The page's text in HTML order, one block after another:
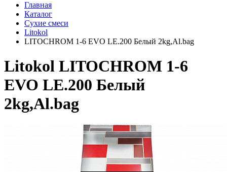
Главная
Каталог
Сухие смеси
Litokol
LITOCHROM 1-6 EVO LE.200 Белый 2kg,Al.bag
Litokol LITOCHROM 1-6
EVO LE.200 Белый
2kg,Al.bag